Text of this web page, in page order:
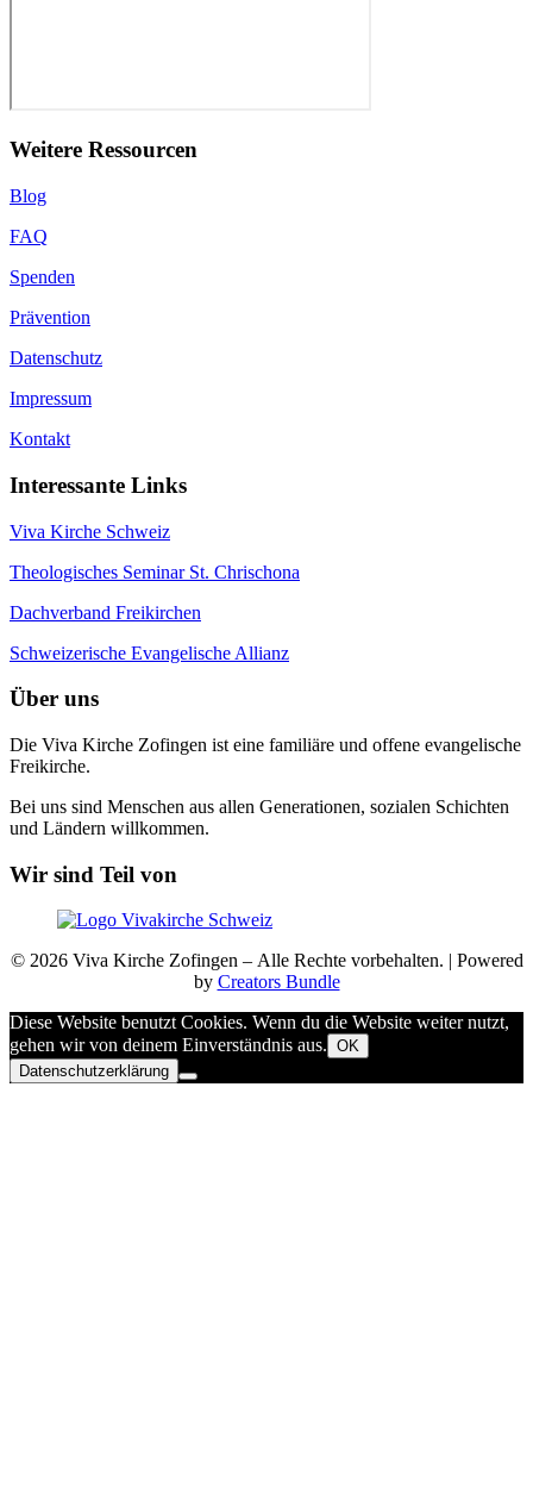
Weitere Ressourcen
Blog
FAQ
Spenden
Prävention
Datenschutz
Impressum
Kontakt
Interessante Links
Viva Kirche Schweiz
Theologisches Seminar St. Chrischona
Dachverband Freikirchen
Schweizerische Evangelische Allianz
Über uns
Die Viva Kirche Zofingen ist eine familiäre und offene evangelische
Freikirche.
Bei uns sind Menschen aus allen Generationen, sozialen Schichten
und Ländern willkommen.
Wir sind Teil von
© 2026 Viva Kirche Zofingen – Alle Rechte vorbehalten. | Powered
by Creators Bundle
Diese Website benutzt Cookies. Wenn du die Website weiter nutzt,
gehen wir von deinem Einverständnis aus. OK
Datenschutzerklärung